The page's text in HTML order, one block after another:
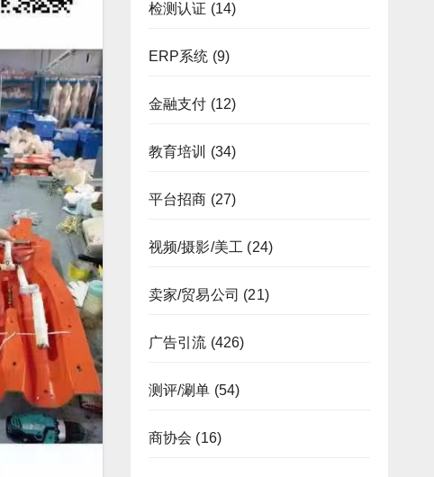
检测认证 (14)
ERP系统 (9)
金融支付 (12)
教育培训 (34)
平台招商 (27)
视频/摄影/美工 (24)
卖家/贸易公司 (21)
广告引流 (426)
测评/涮单 (54)
商协会 (16)